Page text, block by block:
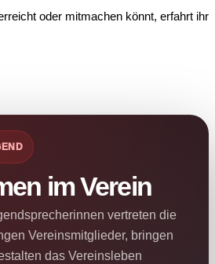
oder mitmachen könnt, erfahrt ihr
im Verein
vertreten die
Vereinsmitglieder, bringen
das Vereinsleben